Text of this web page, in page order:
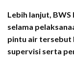
Lebih lanjut, BWS
selama
pintu air tersebut
supervisi serta